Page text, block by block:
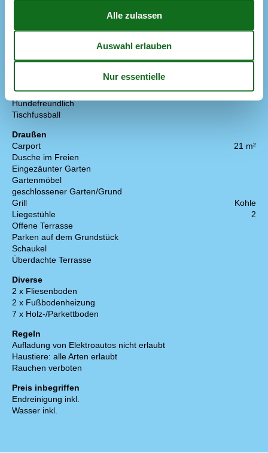
Deutsche Kanäle
SMART TV – DR kostenlos per App
SMART TV, TV2 Play, Netflix
Dart
Hundefreundlich
Tischfussball
Draußen
Carport
21 m²
Dusche im Freien
Eingezäunter Garten
Gartenmöbel
geschlossener Garten/Grund
Grill
Kohle
Liegestühle
2
Offene Terrasse
Parken auf dem Grundstück
Schaukel
Überdachte Terrasse
Diverse
2 x Fliesenboden
2 x Fußbodenheizung
7 x Holz-/Parkettboden
Regeln
Aufladung von Elektroautos nicht erlaubt
Haustiere: alle Arten erlaubt
Rauchen verboten
Preis inbegriffen
Endreinigung inkl.
Wasser inkl.